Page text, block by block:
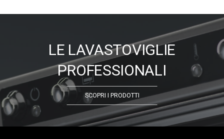
LE LAVASTOVIGLIE
PROFESSIONALI
SCOPRI I PRODOTTI